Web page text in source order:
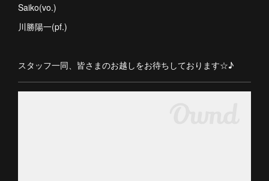
Saiko(vo.)
川勝陽一(pf.)
スタッフ一同、皆さまのお越しをお待ちしております☆♪